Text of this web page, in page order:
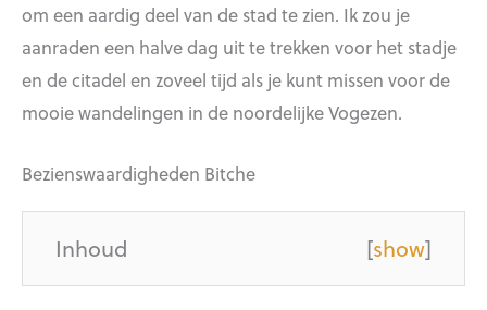
om een aardig deel van de stad te zien. Ik zou je
aanraden een halve dag uit te trekken voor het stadje
en de citadel en zoveel tijd als je kunt missen voor de
mooie wandelingen in de noordelijke Vogezen.
Bezienswaardigheden Bitche
Inhoud [show]